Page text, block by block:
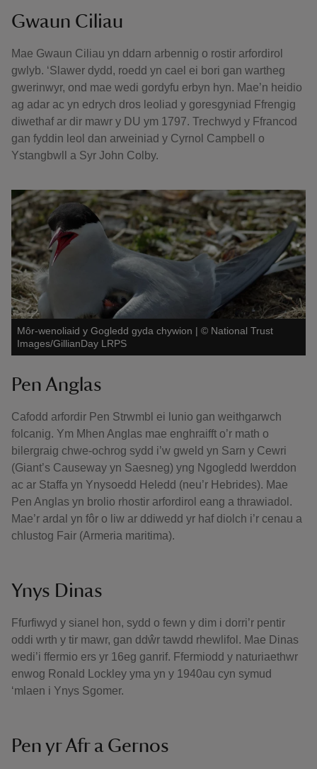
Gwaun Ciliau
Mae Gwaun Ciliau yn ddarn arbennig o rostir arfordirol
gwlyb. ‘Slawer dydd, roedd yn cael ei bori gan wartheg
gwerinwyr, ond mae wedi gordyfu erbyn hyn. Mae’n heidio
ag adar ac yn edrych dros leoliad y goresgyniad Ffrengig
diwethaf ar dir mawr y DU ym 1797. Trechwyd y Ffrancod
gan fyddin leol dan arweiniad y Cyrnol Campbell o
Ystangbwll a Syr John Colby.
Môr-wenoliaid y Gogledd gyda chywion | © National Trust
Images/GillianDay LRPS
Pen Anglas
Cafodd arfordir Pen Strwmbl ei lunio gan weithgarwch
folcanig. Ym Mhen Anglas mae enghraifft o’r math o
bilergraig chwe-ochrog sydd i’w gweld yn Sarn y Cewri
(Giant’s Causeway yn Saesneg) yng Ngogledd Iwerddon
ac ar Staffa yn Ynysoedd Heledd (neu’r Hebrides). Mae
Pen Anglas yn brolio rhostir arfordirol eang a thrawiadol.
Mae’r ardal yn fôr o liw ar ddiwedd yr haf diolch i’r cenau a
chlustog Fair (Armeria maritima).
Ynys Dinas
Ffurfiwyd y sianel hon, sydd o fewn y dim i dorri’r pentir
oddi wrth y tir mawr, gan ddŵr tawdd rhewlifol. Mae Dinas
wedi’i ffermio ers yr 16eg ganrif. Ffermiodd y naturiaethwr
enwog Ronald Lockley yma yn y 1940au cyn symud
‘mlaen i Ynys Sgomer.
Pen yr Afr a Gernos